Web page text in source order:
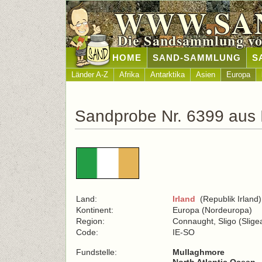
Die Sandsammlung
HOME SAND-SAMMLUNG
Länder A-Z Afrika Antarktika Asien Europa
Sandprobe Nr. 6399 aus
Land: Irland (Republik Irland)
Kontinent:
Europa (Nordeuropa)
Region:
Connaught, Sligo
Code:
IE-SO
Fundstelle:
Mullaghmore